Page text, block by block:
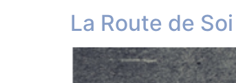
La Route de